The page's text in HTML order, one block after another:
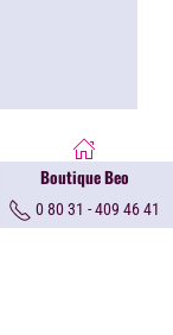
Boutique Beo
0 80 31 - 409 46 41